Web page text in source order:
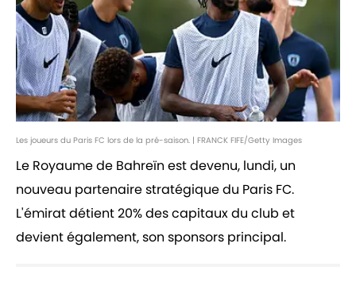
Les joueurs du Paris FC lors de la pré-saison. | FRANCK FIFE/Getty Images
Le Royaume de Bahreïn est devenu, lundi, un
nouveau partenaire stratégique du Paris FC.
L'émirat détient 20% des capitaux du club et
devient également, son sponsors principal.